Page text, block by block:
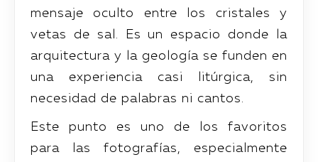
mensaje oculto entre los cristales y
vetas de sal. Es un espacio donde la
arquitectura y la geología se funden en
una experiencia casi litúrgica, sin
necesidad de palabras ni cantos.
Este punto es uno de los favoritos
para las fotografías, especialmente